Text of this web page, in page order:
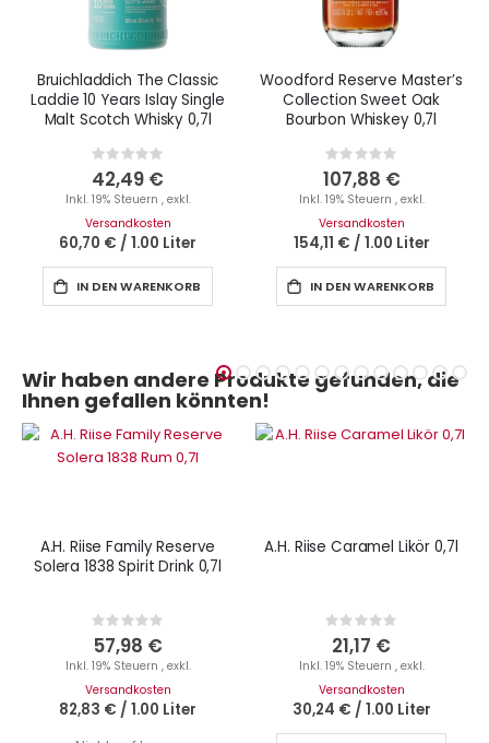
Bruichladdich The Classic
Laddie 10 Years Islay Single
Malt Scotch Whisky 0,7l
Rating:
0%
42,49 €
Inkl. 19% Steuern , exkl.
Versandkosten
60,70 € / 1.00 Liter
IN DEN WARENKORB
Woodford Reserve Master’s
Collection Sweet Oak
Bourbon Whiskey 0,7l
Rating:
0%
107,88 €
Inkl. 19% Steuern , exkl.
Versandkosten
154,11 € / 1.00 Liter
IN DEN WARENKORB
Wir haben andere Produkte gefunden, die
Ihnen gefallen könnten!
A.H. Riise Family Reserve
Solera 1838 Spirit Drink 0,7l
Rating:
0%
57,98 €
Inkl. 19% Steuern , exkl.
Versandkosten
82,83 € / 1.00 Liter
A.H. Riise Caramel Likör 0,7l
Rating:
0%
21,17 €
Inkl. 19% Steuern , exkl.
Versandkosten
30,24 € / 1.00 Liter